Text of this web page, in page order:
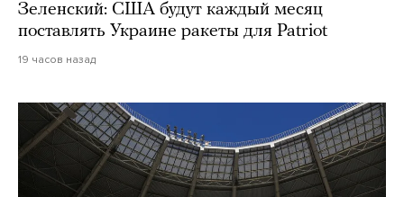
Зеленский: США будут каждый месяц
поставлять Украине ракеты для Patriot
19 часов назад